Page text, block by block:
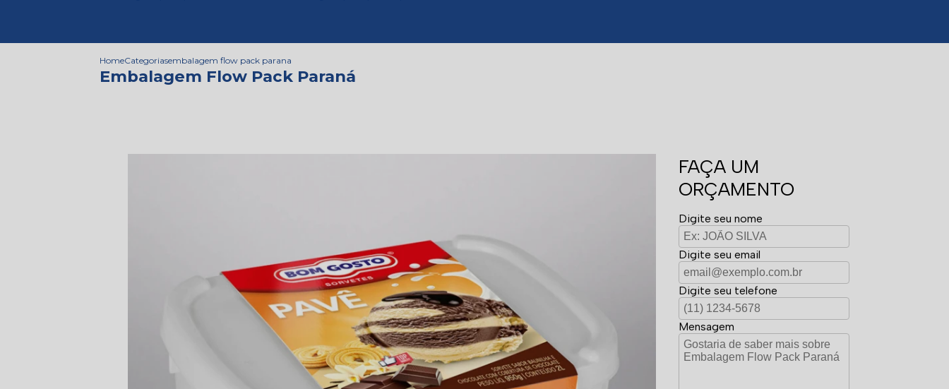
HomeCategoriasembalagem flow pack parana
Embalagem Flow Pack Paraná
FAÇA UM
ORÇAMENTO
Digite seu nome
Digite seu email
Digite seu telefone
Mensagem